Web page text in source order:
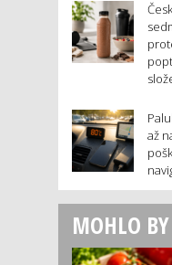
až
MOHLO